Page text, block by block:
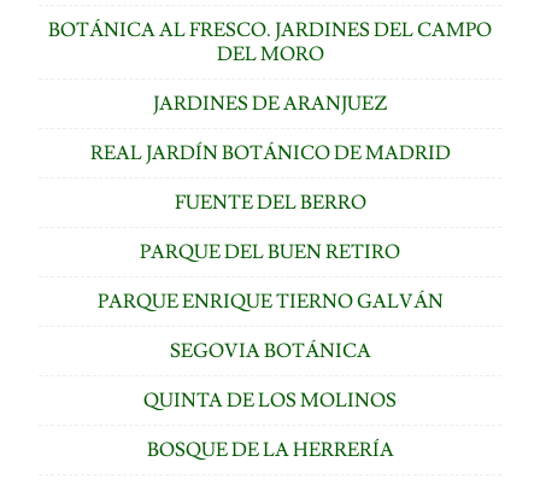
BOTÁNICA AL FRESCO. JARDINES DEL CAMPO
DEL MORO
JARDINES DE ARANJUEZ
REAL JARDÍN BOTÁNICO DE MADRID
FUENTE DEL BERRO
PARQUE DEL BUEN RETIRO
PARQUE ENRIQUE TIERNO GALVÁN
SEGOVIA BOTÁNICA
QUINTA DE LOS MOLINOS
BOSQUE DE LA HERRERÍA